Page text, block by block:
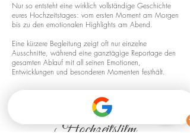
Nur so entsteht eine wirklich vollständige Geschichte
eures Hochzeitstages: vom ersten Moment am Morgen
bis zu den emotionalen Highlights am Abend.
Eine kürzere Begleitung zeigt oft nur einzelne
Ausschnitte, während eine ganztägige Reportage den
gesamten Ablauf mit all seinen Emotionen,
Entwicklungen und besonderen Momenten festhält.
Drohnenaufnahmen für euren